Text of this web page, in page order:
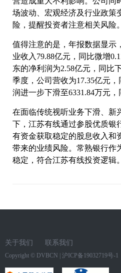
场波动、宏观经济及行业政策
险，提醒投资者注意相关风险。
值得注意的是，年报数据显示
业收入79.88亿元，同比微增
东的净利润为2.58亿元，同比
季度，公司营收为17.35亿元，
润进一步下滑至6331.84万元，
在面临传统视听业务下滑、新
下，江苏有线通过参股优质银
有资金获取稳定的股息收入和
带来的业绩风险。常熟银行作
稳定，符合江苏有线投资逻辑。
关于我们 联系我们
Copyright © DVBCN 沪ICP备19032719号-1